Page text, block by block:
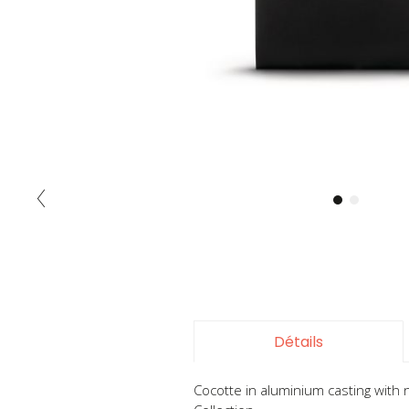
Détails
Cocotte in aluminium casting